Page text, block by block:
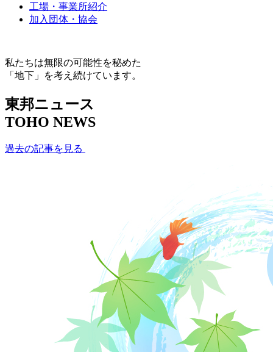
工場・事業所紹介
加入団体・協会
私たちは無限の可能性を秘めた
「地下」を考え続けています。
東邦ニュース
TOHO NEWS
過去の記事を見る